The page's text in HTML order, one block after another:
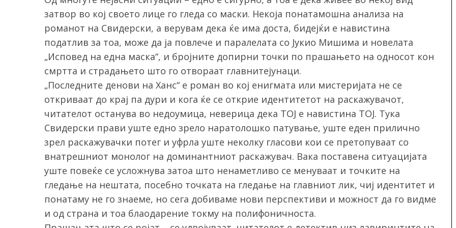
затвор во кој своето лице го гледа со маски. Некоја понатамошна анализа на
романот на Свидерски, а верувам дека ќе има доста, бидејќи е навистина
податлив за тоа, може да ја повлече и паралелата со Јукио Мишима и новелата
„Исповед на една маска“, и бројните допирни точки по прашањето на односот кон
смртта и страдањето што го отвораат главнитејунаци.
„Последните денови на Ханс“ е роман во кој енигмата или мистеријата не се
откриваат до крај па дури и кога ќе се открие идентитетот на раскажувачот,
читателот останува во недоумица, неверица дека ТОЈ е навистина ТОЈ. Тука
Свидерски прави уште едно зрело наратолошко патување, уште еден прилично
зрел раскажувачки потег и уфрла уште неколку гласови кои се претопуваат со
внатрешниот монолог на доминантниот раскажувач. Вака поставена ситуацијата
уште повеќе се усложнува затоа што ненаметливо се менуваат и точките на
гледање на нештата, посебно точката на гледање на главниот лик, чиј идентитет и
понатаму не го знаеме, но сега добиваме нови перспективи и можност да го видме
и од страна и тоа блаодарение токму на полифоничноста.